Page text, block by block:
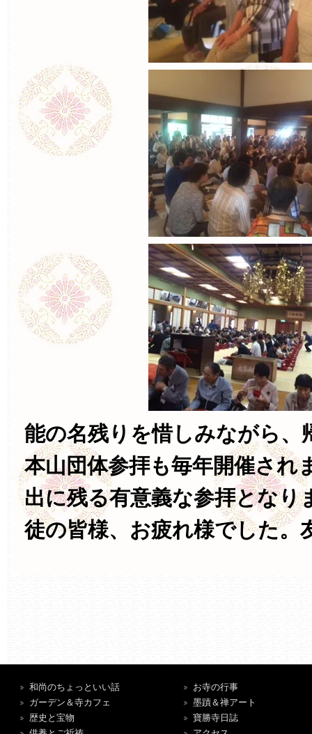
能の名残りを惜しみながら、
本山団体参拝も毎年開催され
出に残る有意義な参拝となり
徒の皆様、お疲れ様でした。
和尚のちょっといい話
ガーデン＆寺カフェ
歴史と宝物
お寺の行事
墨蹟＆禅アート
寶勝寺日誌